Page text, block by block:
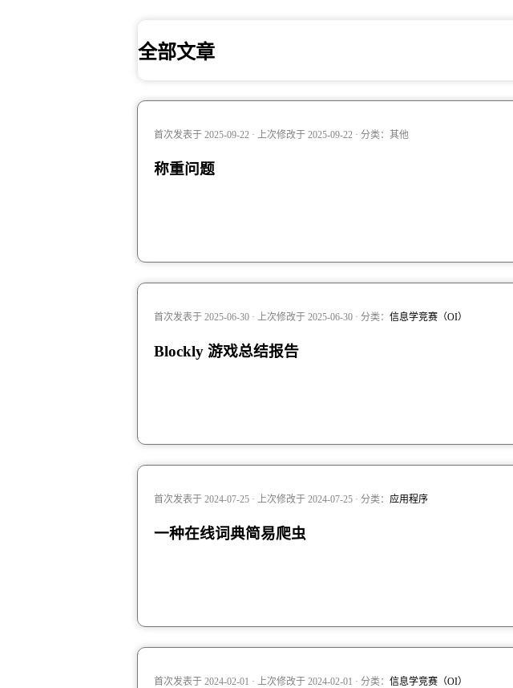
全部文章
首次发表于 2025-09-22 · 上次修改于 2025-09-22 · 分类：其他
称重问题
首次发表于 2025-06-30 · 上次修改于 2025-06-30 · 分类： 信息学竞赛（OI）
Blockly 游戏总结报告
首次发表于 2024-07-25 · 上次修改于 2024-07-25 · 分类： 应用程序
一种在线词典简易爬虫
首次发表于 2024-02-01 · 上次修改于 2024-02-01 · 分类： 信息学竞赛（OI）